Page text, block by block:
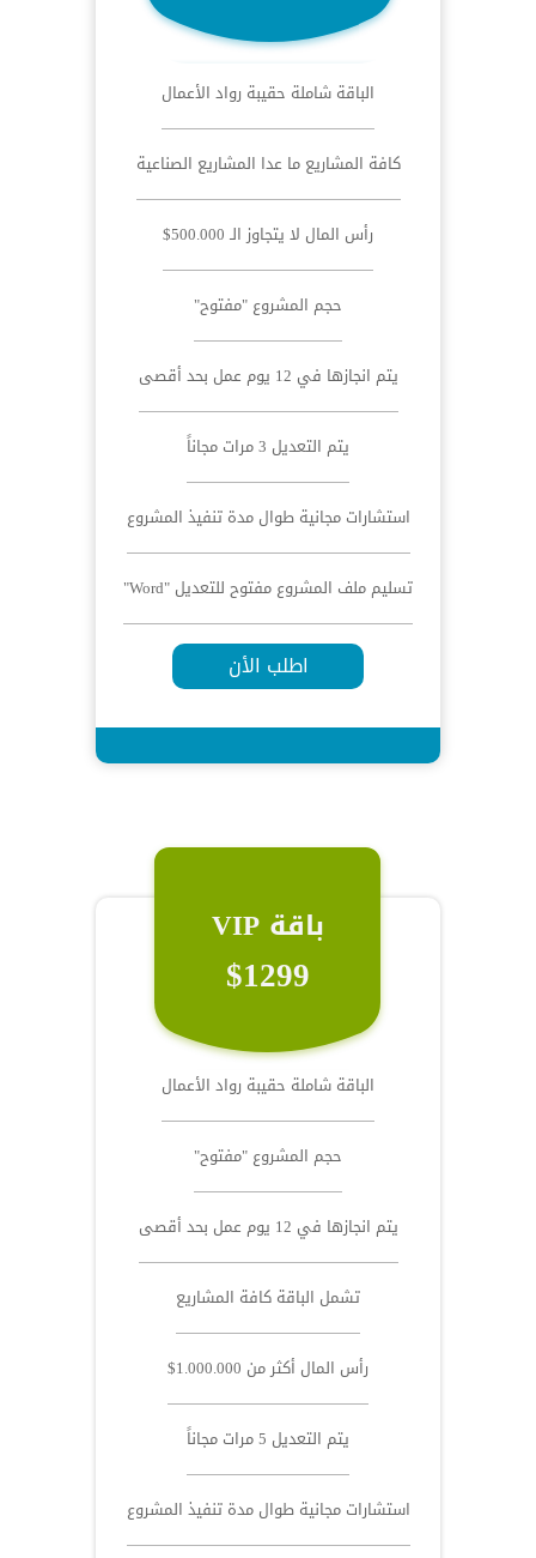
الباقة شاملة حقيبة رواد الأعمال
كافة المشاريع ما عدا المشاريع الصناعية
رأس المال لا يتجاوز الـ 500.000$
حجم المشروع "مفتوح"
يتم انجازها في 12 يوم عمل بحد أقصى
يتم التعديل 3 مرات مجاناً
استشارات مجانية طوال مدة تنفيذ المشروع
تسليم ملف المشروع مفتوح للتعديل "Word"
اطلب الأن
باقة VIP
$1299
الباقة شاملة حقيبة رواد الأعمال
حجم المشروع "مفتوح"
يتم انجازها في 12 يوم عمل بحد أقصى
تشمل الباقة كافة المشاريع
رأس المال أكثر من 1.000.000$
يتم التعديل 5 مرات مجاناً
استشارات مجانية طوال مدة تنفيذ المشروع